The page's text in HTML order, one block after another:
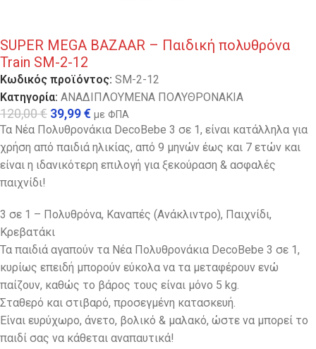
SUPER MEGA BAZAAR – Παιδική πολυθρόνα
Train SM-2-12
Κωδικός προϊόντος: SM-2-12
Κατηγορία: ΑΝΑΔΙΠΛΟΥΜΕΝΑ ΠΟΛΥΘΡΟΝΑΚΙΑ
120,00€ 39,99€ με ΦΠΑ
Τα Νέα Πολυθρονάκια DecoBebe 3 σε 1, είναι κατάλληλα για
χρήση από παιδιά ηλικίας, από 9 μηνών έως και 7 ετών και
είναι η ιδανικότερη επιλογή για ξεκούραση & ασφαλές
παιχνίδι!
3 σε 1 – Πολυθρόνα, Καναπές (Ανάκλιντρο), Παιχνίδι,
Κρεβατάκι
Τα παιδιά αγαπούν τα Νέα Πολυθρονάκια DecoBebe 3 σε 1,
κυρίως επειδή μπορούν εύκολα να τα μεταφέρουν ενώ
παίζουν, καθώς το βάρος τους είναι μόνο 5 kg.
Σταθερό και στιβαρό, προσεγμένη κατασκευή.
Eίναι ευρύχωρο, άνετο, βολικό & μαλακό, ώστε να μπορεί το
παιδί σας να κάθεται αναπαυτικά!